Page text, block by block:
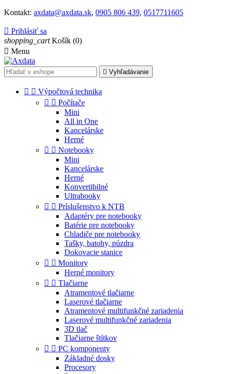
Kontakt: axdata@axdata.sk, 0905 806 439, 0517711605
 Prihlásiť sa
shopping_cart Košík (0)
 Menu
 Vyhľadávanie
  Výpočtová technika
  Počítače
Mini
All in One
Kancelárske
Herné
  Notebooky
Mini
Kancelárske
Herné
Konvertibilné
Ultrabooky
  Príslušenstvo k NTB
Adaptéry pre notebooky
Batérie pre notebooky
Chladiče pre notebooky
Tašky, batohy, púzdra
Dokovacie stanice
  Monitory
Herné monitory
  Tlačiarne
Atramentové tlačiarne
Laserové tlačiarne
Atramentové multifunkčné zariadenia
Laserové multifunkčné zariadenia
3D tlač
Tlačiarne štítkov
  PC komponenty
Základné dosky
Procesory